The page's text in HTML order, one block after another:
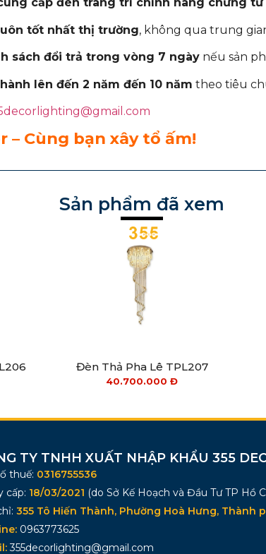
cấp đèn trang trí chính hãng chứng từ
tốt nhất thị trường, không qua trung
sách đổi trả trong vòng 7 ngàynếu sản
lên đến 2 năm đến 10 năm theo tiêu
– Cùng bạn xây tổ ấm!
Sản phẩm đã xem
Đèn Thả Pha Lê TPL207
40.700.000 Đ
TY TNHH XUẤT NHẬP KHẨU 355
thuế: 0316755536
cấp: 18/03/2021 (do Sở Kế Hoạch và Đầu Tư TP Hồ
355 Tô Hiến Thành, Phường Hoà Hưng, Thành
0963773625
355decorlighting@gmail.com